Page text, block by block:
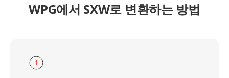
WPG에서 SXW로 변환하는 방법
1